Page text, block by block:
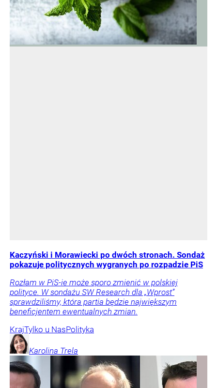
Kaczyński i Morawiecki po dwóch stronach. Sondaż
pokazuje politycznych wygranych po rozpadzie PiS
Rozłam w PiS-ie może sporo zmienić w polskiej
polityce. W sondażu SW Research dla „Wprost”
sprawdziliśmy, która partia będzie największym
beneficjentem ewentualnych zmian.
KrajTylko u NasPolityka
Karolina Trela